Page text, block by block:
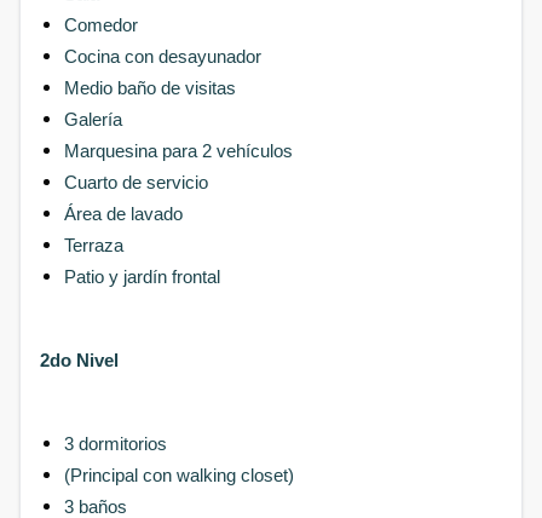
Comedor
Cocina con desayunador
Medio baño de visitas
Galería
Marquesina para 2 vehículos
Cuarto de servicio
Área de lavado
Terraza
Patio y jardín frontal
2do Nivel
3 dormitorios
(Principal con walking closet)
3 baños